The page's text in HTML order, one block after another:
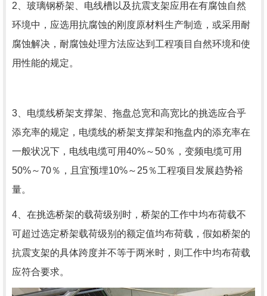
2、玻璃钢桥架、电线槽以及抗震支架应用在有腐蚀自然
环境中，应选用抗腐蚀的刚度原材料生产制造，或采用耐
腐蚀解决，耐腐蚀处理方法应达到工程项目自然环境和使
用性能的规定。
3、电缆线桥架支撑架、拖盘总宽和高宽比的挑选应合乎
添充率的规定，电缆线的桥架支撑架和拖盘内的添充率在
一般状况下，电线电缆可用40%～50％，变频电缆可用
50%～70％，且宜预埋10%～25％工程项目发展趋势裕
量。
4、在挑选桥架的载荷级别时，桥架的工作中均布荷载不
可超过选定桥架载荷级别的额定值均布荷载，假如桥架的
抗震支架的具体跨度并不等于两米时，则工作中均布荷载
应符合要求。